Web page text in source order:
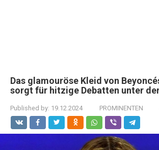
Das glamouröse Kleid von
sorgt für hitzige Debatten unter
Published by: 19.12.2024 PROMINENTEN